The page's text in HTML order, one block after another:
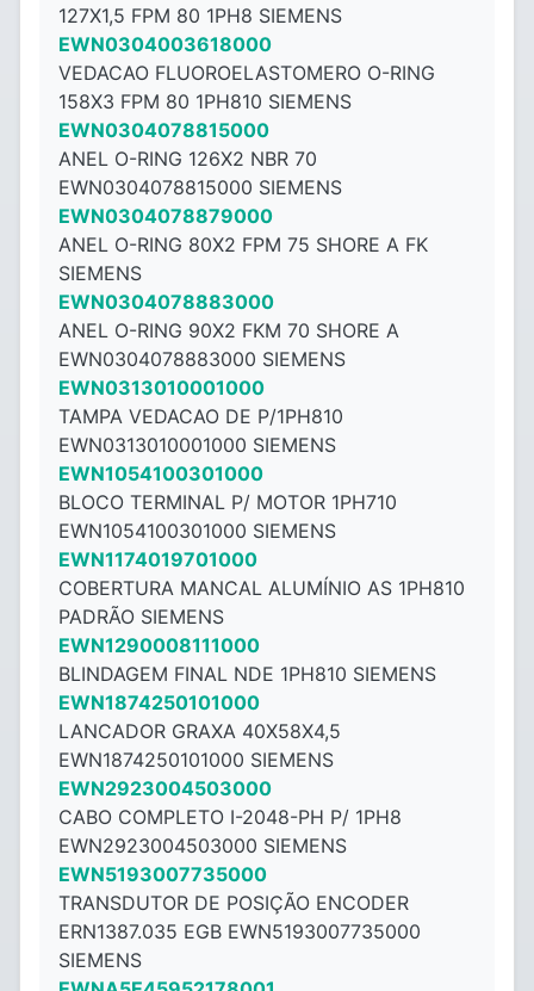
127X1,5 FPM 80 1PH8 SIEMENS
EWN0304003618000
VEDACAO FLUOROELASTOMERO O-RING
158X3 FPM 80 1PH810 SIEMENS
EWN0304078815000
ANEL O-RING 126X2 NBR 70
EWN0304078815000 SIEMENS
EWN0304078879000
ANEL O-RING 80X2 FPM 75 SHORE A FK
SIEMENS
EWN0304078883000
ANEL O-RING 90X2 FKM 70 SHORE A
EWN0304078883000 SIEMENS
EWN0313010001000
TAMPA VEDACAO DE P/1PH810
EWN0313010001000 SIEMENS
EWN1054100301000
BLOCO TERMINAL P/ MOTOR 1PH710
EWN1054100301000 SIEMENS
EWN1174019701000
COBERTURA MANCAL ALUMÍNIO AS 1PH810
PADRÃO SIEMENS
EWN1290008111000
BLINDAGEM FINAL NDE 1PH810 SIEMENS
EWN1874250101000
LANCADOR GRAXA 40X58X4,5
EWN1874250101000 SIEMENS
EWN2923004503000
CABO COMPLETO I-2048-PH P/ 1PH8
EWN2923004503000 SIEMENS
EWN5193007735000
TRANSDUTOR DE POSIÇÃO ENCODER
ERN1387.035 EGB EWN5193007735000
SIEMENS